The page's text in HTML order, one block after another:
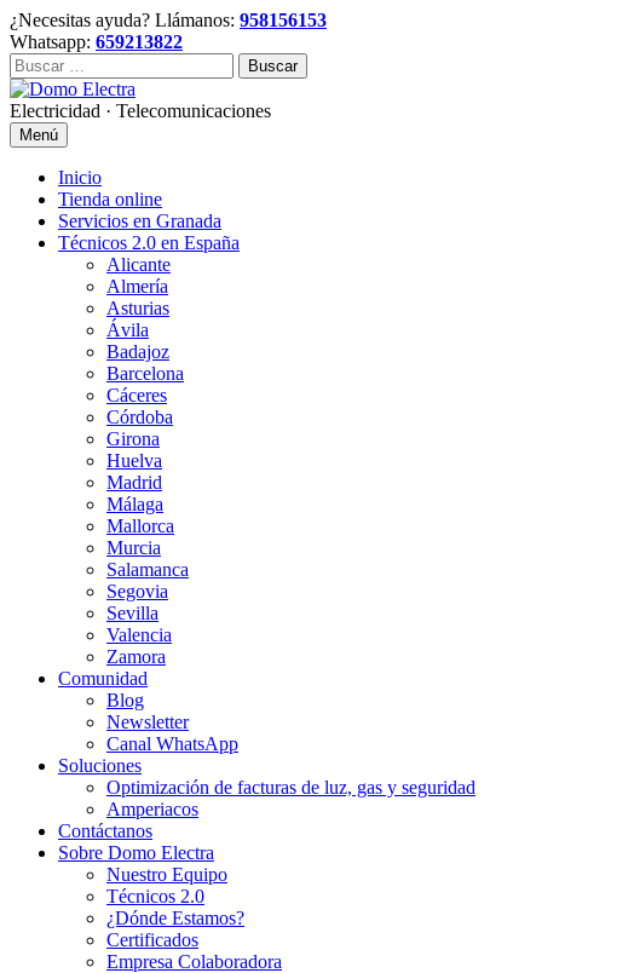
Skip
to
content
¿Necesitas ayuda? Llámanos: 958156153
Whatsapp: 659213822
Buscar:
Electricidad · Telecomunicaciones
Menú
Inicio
Tienda online
Servicios en Granada
Técnicos 2.0 en España
Alicante
Almería
Asturias
Ávila
Badajoz
Barcelona
Cáceres
Córdoba
Girona
Huelva
Madrid
Málaga
Mallorca
Murcia
Salamanca
Segovia
Sevilla
Valencia
Zamora
Comunidad
Blog
Newsletter
Canal WhatsApp
Soluciones
Optimización de facturas de luz, gas y seguridad
Amperiacos
Contáctanos
Sobre Domo Electra
Nuestro Equipo
Técnicos 2.0
¿Dónde Estamos?
Certificados
Empresa Colaboradora